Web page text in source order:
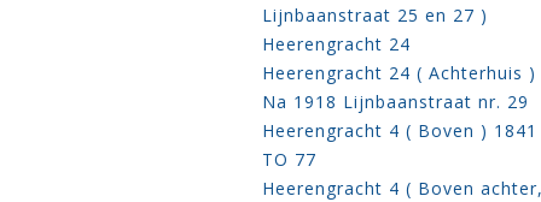
Lijnbaanstraat 25 en 27 )
Heerengracht 24
Heerengracht 24 ( Achterhuis )
Na 1918 Lijnbaanstraat nr. 29
Heerengracht 4 ( Boven ) 1841
TO 77
Heerengracht 4 ( Boven